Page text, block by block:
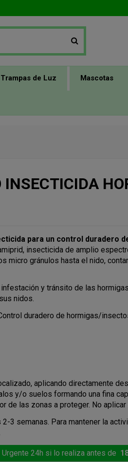
Trampas de Luz Mascotas
INSECTICIDA
para un control duradero
insecticida de amplio
micro gránulos hasta el nido,
y tránsito de las
nidos.
duradero de hormigas/
aplicando directamente
y/o suelos formando una fina
de las zonas a proteger. No
3 semanas. Para mantener la
24h si lo realiza antes de